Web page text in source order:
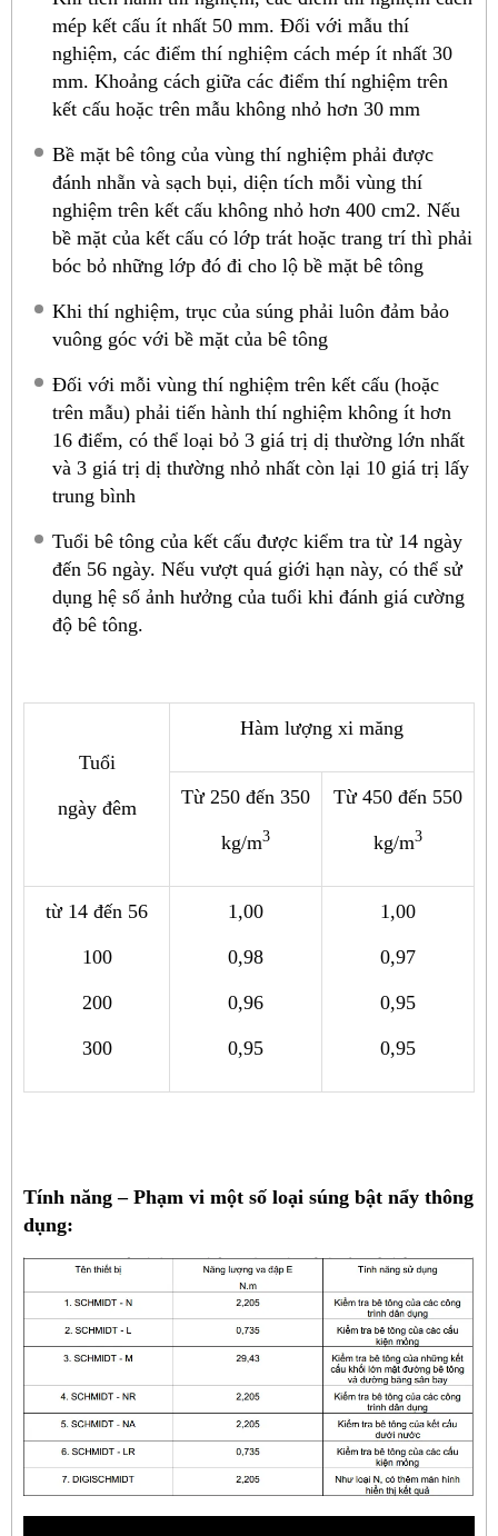
mép kết cấu ít nhất 50 mm. Đối với mẫu thí
nghiệm, các điểm thí nghiệm cách mép ít nhất 30
mm. Khoảng cách giữa các điểm thí nghiệm trên
kết cấu hoặc trên mẫu không nhỏ hơn 30 mm
Bề mặt bê tông của vùng thí nghiệm phải được
đánh nhẵn và sạch bụi, diện tích mỗi vùng thí
nghiệm trên kết cấu không nhỏ hơn 400 cm2. Nếu
bề mặt của kết cấu có lớp trát hoặc trang trí thì phải
bóc bỏ những lớp đó đi cho lộ bề mặt bê tông
Khi thí nghiệm, trục của súng phải luôn đảm bảo
vuông góc với bề mặt của bê tông
Đối với mỗi vùng thí nghiệm trên kết cấu (hoặc
trên mẫu) phải tiến hành thí nghiệm không ít hơn
16 điểm, có thể loại bỏ 3 giá trị dị thường lớn nhất
và 3 giá trị dị thường nhỏ nhất còn lại 10 giá trị lấy
trung bình
Tuổi bê tông của kết cấu được kiểm tra từ 14 ngày
đến 56 ngày. Nếu vượt quá giới hạn này, có thể sử
dụng hệ số ảnh hưởng của tuổi khi đánh giá cường
độ bê tông.
Tuổi
ngày đêm
Hàm lượng xi măng
Từ 250 đến 350
kg/m3
Từ 450 đến 550
kg/m3
từ 14 đến 56
100
200
300
1,00
0,98
0,96
0,95
1,00
0,97
0,95
0,95
Tính năng – Phạm vi một số loại súng bật nẩy thông
dụng: